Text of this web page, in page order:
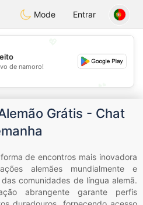
Dating
Mode Entrar
de namoro!
Grátis - Chat
de encontros mais inovadora
alemães mundialmente e
comunidades de língua alemã.
abrangente garante perfis